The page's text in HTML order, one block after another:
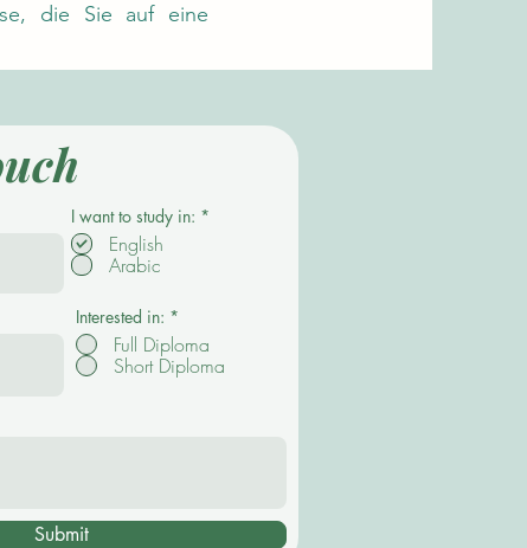
die Sie auf eine
I want to study in: *
l
d
English
Arabic
Interested in: *
Full Diploma
Short Diploma
Submit